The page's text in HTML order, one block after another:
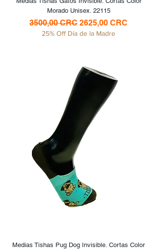
Morado Unisex. 22115
Precio
3500,00 CRC Precio de oferta
2625,00 CRC
25% Off Día de la Madre
Medias Tishas Pug Dog Invisible. Cortas Color